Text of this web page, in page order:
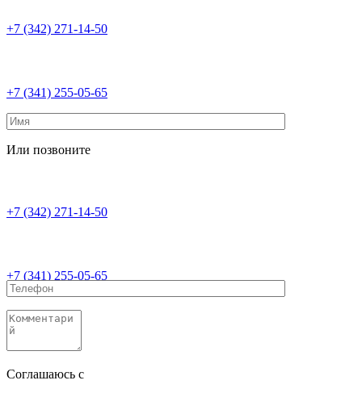
+7 (342) 271-14-50
+7 (341) 255-05-65
Или позвоните
+7 (342) 271-14-50
+7 (341) 255-05-65
Соглашаюсь с